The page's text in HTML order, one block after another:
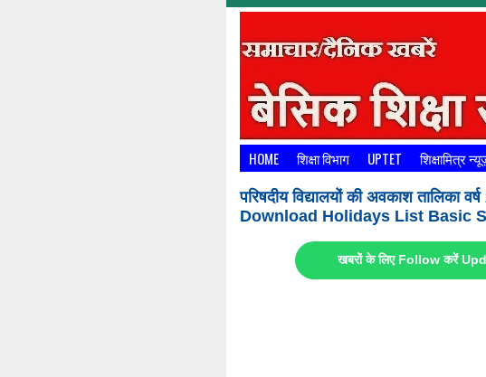
HOME शिक्षा विभाग UPTET शिक्षामित्र
परिषदीय विद्यालयों की अवकाश तालिका
Download Holidays List Basic
खबरों के लिए Follow करें